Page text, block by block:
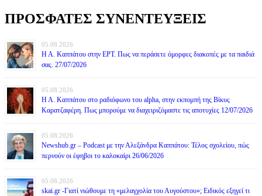
ΠΡΟΣΦΑΤΕΣ ΣΥΝΕΝΤΕΥΞΕΙΣ
05.08.2026
Η Α. Καππάτου στην ΕΡΤ. Πως να περάσετε όμορφες διακοπές με τα παιδιά
σας. 27/07/2026
05.08.2026
Η Α. Καππάτου στο ραδιόφωνο του alpha, στην εκπομπή της Βίκυς
Καρατζαφέρη. Πως μπορούμε να διαχειριζόμαστε τις αποτυχίες 12/07/2026
05.08.2026
Newshub.gr – Podcast με την Αλεξάνδρα Καππάτου: Τέλος σχολείου, πώς
περνούν οι έφηβοι το καλοκαίρι 26/06/2026
05.08.2026
skai.gr -Γιατί νιώθουμε τη «μελαγχολία του Αυγούστου»; Ειδικός εξηγεί τι